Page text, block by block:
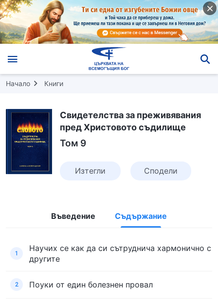
Начало Книги
Свидетелства за преживявания
пред Христовото съдилище
Том 9
Изтегли Сподели
Въведение Съдържание
1
Научих се как да си сътруднича хармонично с
другите
2 Поуки от един болезнен провал